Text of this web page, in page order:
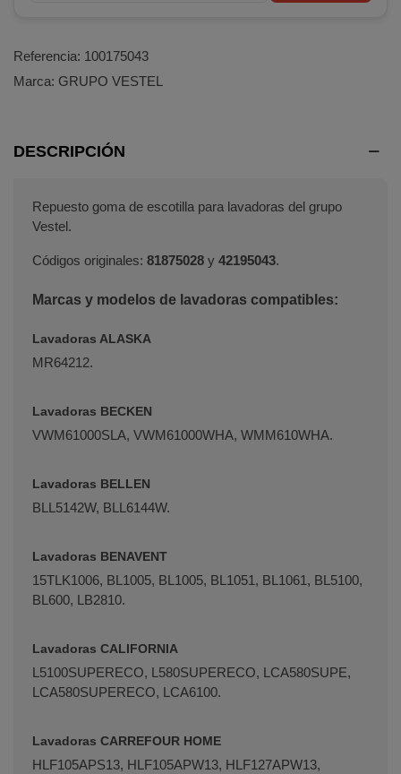
Referencia: 100175043
Marca: GRUPO VESTEL
DESCRIPCIÓN
Repuesto goma de escotilla para lavadoras del grupo
Vestel.
Códigos originales: 81875028 y 42195043.
Marcas y modelos de lavadoras compatibles:
Lavadoras ALASKA
MR64212.
Lavadoras BECKEN
VWM61000SLA, VWM61000WHA, WMM610WHA.
Lavadoras BELLEN
BLL5142W, BLL6144W.
Lavadoras BENAVENT
15TLK1006, BL1005, BL1005, BL1051, BL1061, BL5100,
BL600, LB2810.
Lavadoras CALIFORNIA
L5100SUPERECO, L580SUPERECO, LCA580SUPE,
LCA580SUPERECO, LCA6100.
Lavadoras CARREFOUR HOME
HLF105APS13, HLF105APW13, HLF127APW13,